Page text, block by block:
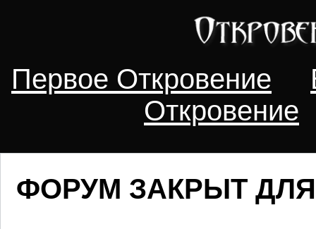
Первое Откровение
Откровение
ФОРУМ ЗАКРЫТ